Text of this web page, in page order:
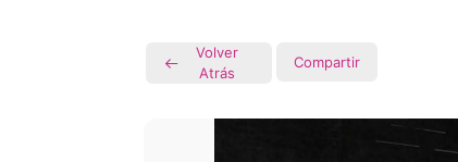
Volver
Atrás
Compartir